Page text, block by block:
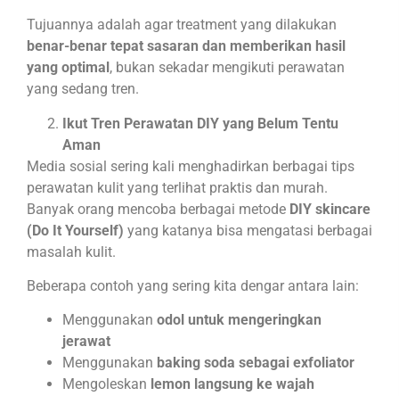
Tujuannya adalah agar treatment yang dilakukan
benar-benar tepat sasaran dan memberikan hasil
yang optimal , bukan sekadar mengikuti perawatan
yang sedang tren.
Ikut Tren Perawatan DIY yang Belum Tentu
Aman
Media sosial sering kali menghadirkan berbagai tips
perawatan kulit yang terlihat praktis dan murah.
Banyak orang mencoba berbagai metode DIY skincare
(Do It Yourself) yang katanya bisa mengatasi berbagai
masalah kulit.
Beberapa contoh yang sering kita dengar antara lain:
Menggunakan odol untuk mengeringkan
jerawat
Menggunakan baking soda sebagai exfoliator
Mengoleskan lemon langsung ke wajah